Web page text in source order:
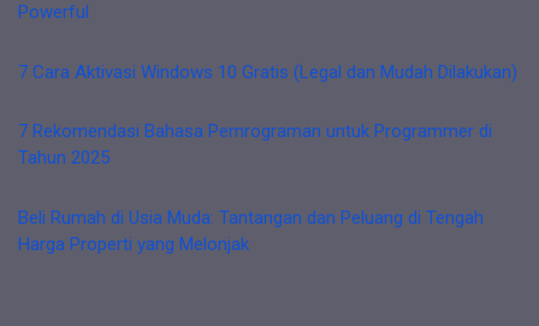
Powerful
7 Cara Aktivasi Windows 10 Gratis (Legal dan Mudah Dilakukan)
7 Rekomendasi Bahasa Pemrograman untuk Programmer di
Tahun 2025
Beli Rumah di Usia Muda: Tantangan dan Peluang di Tengah
Harga Properti yang Melonjak